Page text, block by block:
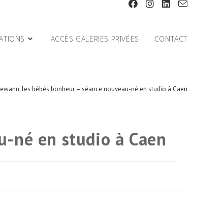
ACCÈS GALERIES PRIVÉES CONTACT
les bébés bonheur – séance nouveau-né en studio à Caen
né en studio à Caen